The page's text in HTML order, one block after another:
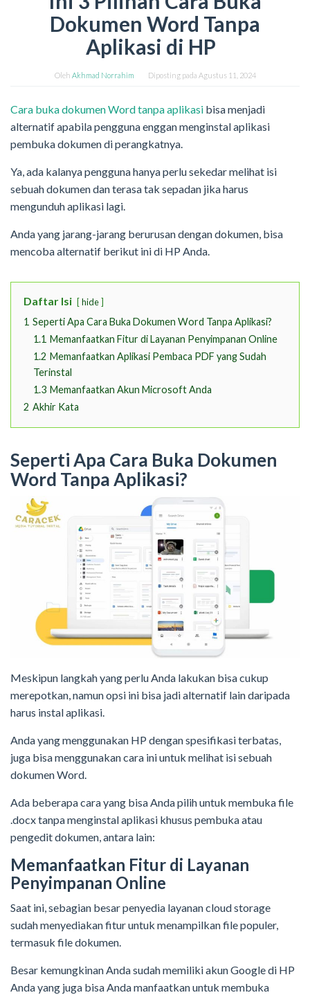
Dokumen Word Tanpa
Aplikasi di HP
Oleh Akhmad Norrahim Diposting pada Agustus 11, 2024
Cara buka dokumen Word tanpa aplikasi bisa menjadi
alternatif apabila pengguna enggan menginstal aplikasi
pembuka dokumen di perangkatnya.
Ya, ada kalanya pengguna hanya perlu sekedar melihat isi
sebuah dokumen dan terasa tak sepadan jika harus
mengunduh aplikasi lagi.
Anda yang jarang-jarang berurusan dengan dokumen, bisa
mencoba alternatif berikut ini di HP Anda.
Daftar Isi hide
1 Seperti Apa Cara Buka Dokumen Word Tanpa Aplikasi?
1.1 Memanfaatkan Fitur di Layanan Penyimpanan Online
1.2 Memanfaatkan Aplikasi Pembaca PDF yang Sudah
Terinstal
1.3 Memanfaatkan Akun Microsoft Anda
2 Akhir Kata
Seperti Apa Cara Buka Dokumen
Word Tanpa Aplikasi?
Meskipun langkah yang perlu Anda lakukan bisa cukup
merepotkan, namun opsi ini bisa jadi alternatif lain daripada
harus instal aplikasi.
Anda yang menggunakan HP dengan spesifikasi terbatas,
juga bisa menggunakan cara ini untuk melihat isi sebuah
dokumen Word.
Ada beberapa cara yang bisa Anda pilih untuk membuka file
.docx tanpa menginstal aplikasi khusus pembuka atau
pengedit dokumen, antara lain:
Memanfaatkan Fitur di Layanan
Penyimpanan Online
Saat ini, sebagian besar penyedia layanan cloud storage
sudah menyediakan fitur untuk menampilkan file populer,
termasuk file dokumen.
Besar kemungkinan Anda sudah memiliki akun Google di HP
Anda yang juga bisa Anda manfaatkan untuk membuka